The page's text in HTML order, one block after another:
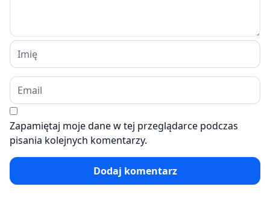
Zapamiętaj moje dane w tej przeglądarce podczas
pisania kolejnych komentarzy.
Dodaj komentarz